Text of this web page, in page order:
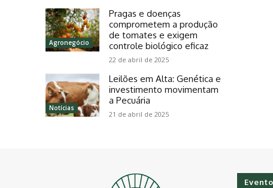
Agronegócio
Pragas e doenças
comprometem a produção
de tomates e exigem
controle biológico eficaz
22 de abril de 2025
Notícias
Leilões em Alta: Genética e
investimento movimentam
a Pecuária
21 de abril de 2025